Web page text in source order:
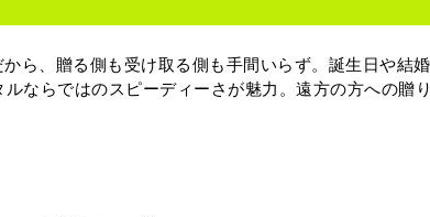
ら、贈る側も受け取る側も手間いらず。誕生日や結
ならではのスピーディーさが魅力。遠方の方への贈